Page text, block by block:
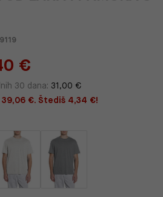
€
30 dana: 31,00 €
39,06 €. Štediš 4,34 €!